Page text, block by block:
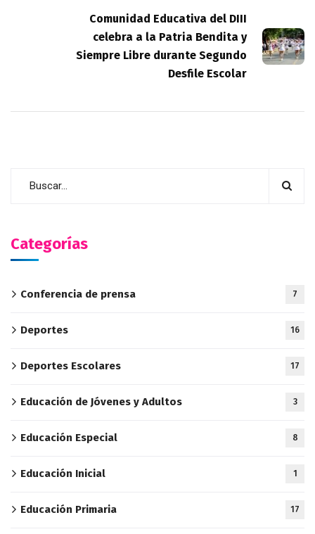
Comunidad Educativa del DIII
celebra a la Patria Bendita y
Siempre Libre durante Segundo
Desfile Escolar
Categorías
Conferencia de prensa 7
Deportes 16
Deportes Escolares 17
Educación de Jóvenes y Adultos 3
Educación Especial 8
Educación Inicial 1
Educación Primaria 17